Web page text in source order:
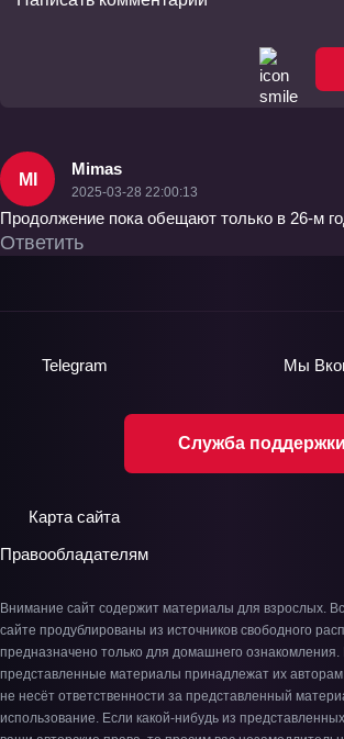
MI
Mimas
2025-03-28 22:00:13
Продолжение пока обещают только в 26-м
Ответить
Служба поддержки
Telegram Мы
Карта сайта
Правообладателям
Внимание сайт содержит материалы для взрослых.
сайте продублированы из источников свободного
предназначено только для домашнего ознакомления.
представленные материалы принадлежат их
не несёт ответственности за представленный
использование. Если какой-нибудь из